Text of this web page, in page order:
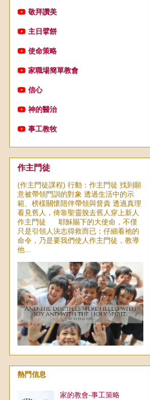
敬拜讚美
主日擘餅
使命策略
家職場簡單教會
信心
神的醫治
事工教牧
作主門徒
(作主門徒課程) 行動：作主門徒 找到願
意被帶領門訓的對象 透過生活中的示
範、榜樣關懷陪伴帶領與督責 透過真理
看見舊人，倚靠聖靈脫去舊人穿上新人
作主門徒 耶穌賜下的大使命，不僅
只是引領人決志得救而已；仔細看祂的
命令，乃是要我們使人作主門徒，教導
他...
熱門信息
家的教會-事工策略